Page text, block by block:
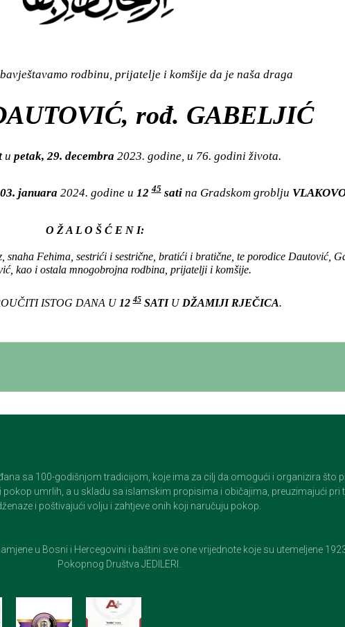
rodbinu, prijatelje i komšije da je naša draga
rođ. GABELJIĆ
u petak, 29. decembra 2023. godine, u 76. godini života.
januara 2024. godine u 1245satina Gradskom groblju
O Ž A L O Š Ć E N I:
snaha Fehima, sestrići i sestrične, bratići i bratične, te porodice Dautović,
kao i ostala mnogobrojna rodbina, prijatelji i komšije.
ISTOG DANA U 1245SATIU DŽAMIJI RJEČICA.
sa 100-godišnjom tradicijom, koje ima za cilj da omogući i organizira što
pokop umrlih, a u skladu sa islamskim propisima i običajima, preuzimajući pri
i poštivajući volju i zahtjeve onih koji naručuju pokop.
u Bosni i Hercegovini i baštini sve one vrijednote koje su utemeljene
Pokopnog Društva JEDILERI.